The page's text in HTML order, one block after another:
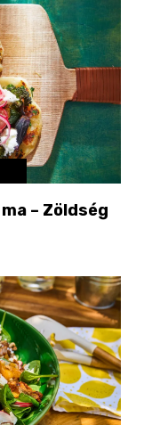
– Zöldség